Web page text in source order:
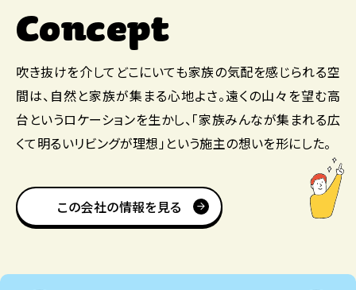
Concept
吹き抜けを介してどこにいても家族の気配を感じられる空
間は、自然と家族が集まる心地よさ。遠くの山々を望む高
台というロケーションを生かし、「家族みんなが集まれる広
くて明るいリビングが理想」という施主の想いを形にした。
この会社の情報を見る